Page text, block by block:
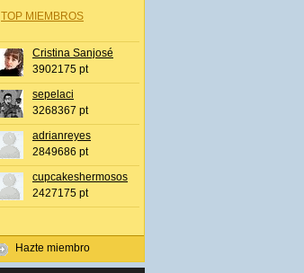
TOP MIEMBROS
Cristina Sanjosé
3902175 pt
sepelaci
3268367 pt
adrianreyes
2849686 pt
cupcakeshermosos
2427175 pt
Hazte miembro